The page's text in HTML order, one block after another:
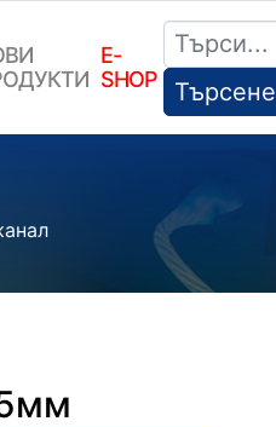
E-
SHOP
Търсене